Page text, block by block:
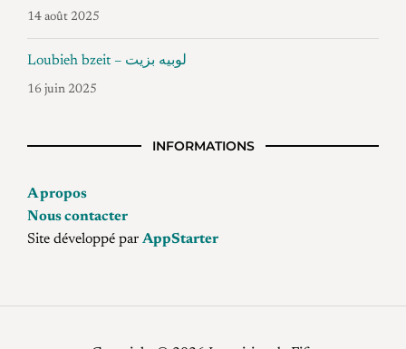
14 août 2025
Loubieh bzeit – لوبيه بزيت
16 juin 2025
INFORMATIONS
A propos
Nous contacter
Site développé par AppStarter